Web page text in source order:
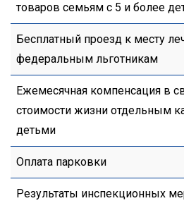
товаров семьям с 5 и более
Бесплатный проезд к месту
федеральным льготникам
Ежемесячная компенсация в
стоимости жизни отдельным
детьми
Оплата парковки
Результаты инспекционных